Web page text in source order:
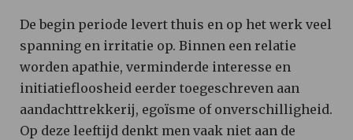
De begin periode levert thuis en op het werk veel
spanning en irritatie op. Binnen een relatie
worden apathie, verminderde interesse en
initiatiefloosheid eerder toegeschreven aan
aandachttrekkerij, egoïsme of onverschilligheid.
Op deze leeftijd denkt men vaak niet aan de